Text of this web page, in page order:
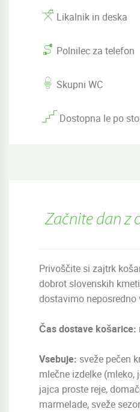
Likalnik in deska
Polnilec za telefon
Skupni WC
Dostopna le po
Začnite dan z
Privoščite si zajtrk
dobrot slovenskih
dostavimo neposredno
Čas dostave košarice:
Vsebuje: sveže pečen
mlečne izdelke (mleko,
jajca proste reje,
marmelade, sveže